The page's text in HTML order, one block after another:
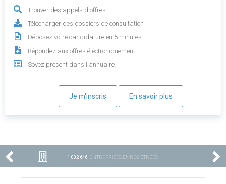
Trouver des appels d'offres
Télécharger des dossiers de consultation
Déposez votre candidature en 5 minutes
Répondez aux offres électroniquement
Soyez présent dans l'annuaire
Je m'inscris En savoir plus
1 002 646 ENTREPRISES ENREGISTRÉES